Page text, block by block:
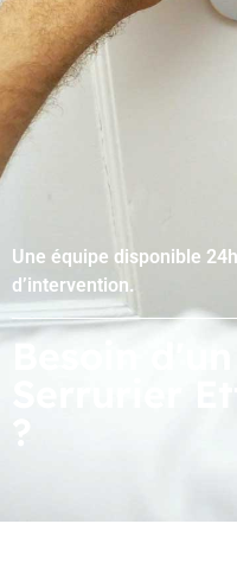
Une équipe disponible
d’intervention.
Besoin d'un